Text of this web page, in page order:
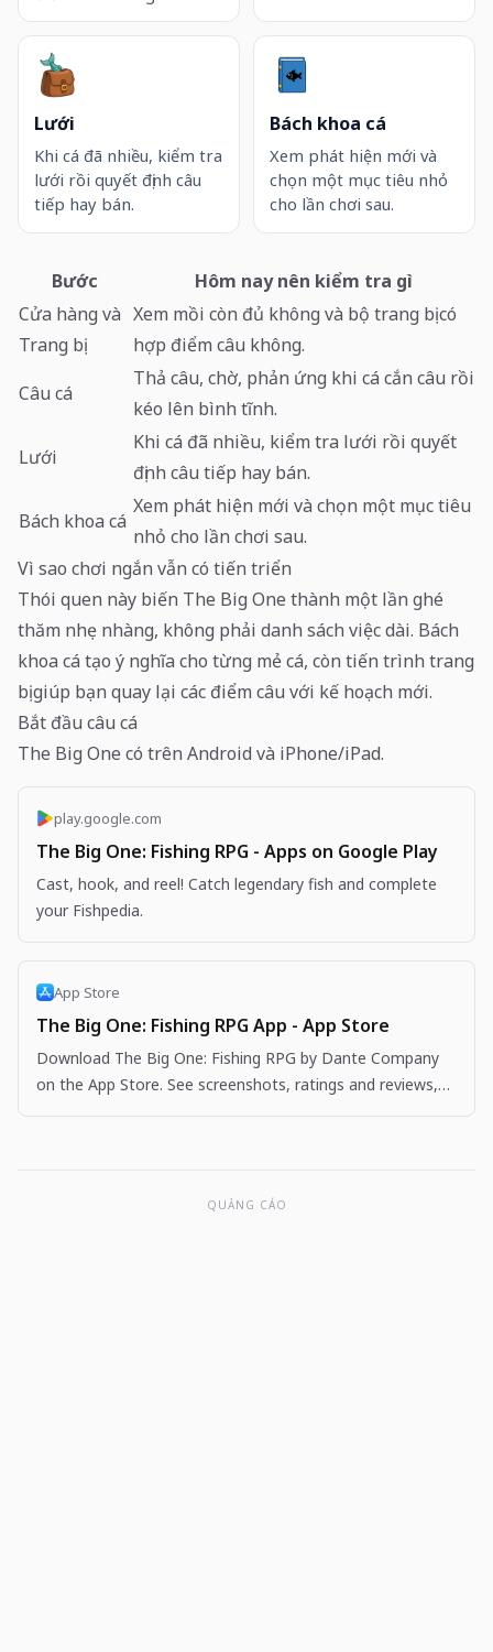
Lưới
Khi cá đã nhiều, kiểm tra
lưới rồi quyết định câu
tiếp hay bán.
Bách khoa cá
Xem phát hiện mới và
chọn một mục tiêu nhỏ
cho lần chơi sau.
Bước
Hôm nay nên kiểm tra gì
Cửa hàng và
Trang bị
Xem mồi còn đủ không và bộ trang bị có
hợp điểm câu không.
Câu cá
Thả câu, chờ, phản ứng khi cá cắn câu rồi
kéo lên bình tĩnh.
Lưới
Khi cá đã nhiều, kiểm tra lưới rồi quyết
định câu tiếp hay bán.
Bách khoa cá
Xem phát hiện mới và chọn một mục tiêu
nhỏ cho lần chơi sau.
Vì sao chơi ngắn vẫn có tiến triển
Thói quen này biến The Big One thành một lần ghé
thăm nhẹ nhàng, không phải danh sách việc dài. Bách
khoa cá tạo ý nghĩa cho từng mẻ cá, còn tiến trình trang
bị giúp bạn quay lại các điểm câu với kế hoạch mới.
Bắt đầu câu cá
The Big One có trên Android và iPhone/iPad.
play.google.com
The Big One: Fishing RPG - Apps on Google Play
Cast, hook, and reel! Catch legendary fish and complete
your Fishpedia.
App Store
The Big One: Fishing RPG App - App Store
Download The Big One: Fishing RPG by Dante Company
on the App Store. See screenshots, ratings and reviews,
QUẢNG CÁO